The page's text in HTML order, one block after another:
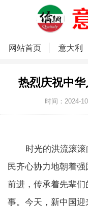
网站首页 意大利
热烈庆祝中华
时间：2024-
时光的洪流滚滚
民齐心协力地朝着
前进，传承着先辈
事。今天，新中国迎